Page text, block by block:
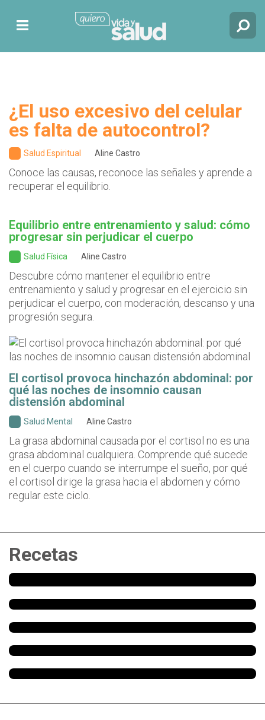
¿El uso excesivo del celular
es falta de autocontrol?
Salud Espiritual Aline Castro
Conoce las causas, reconoce las señales y aprende a
recuperar el equilibrio.
Equilibrio entre entrenamiento y salud: cómo
progresar sin perjudicar el cuerpo
Salud Física Aline Castro
Descubre cómo mantener el equilibrio entre
entrenamiento y salud y progresar en el ejercicio sin
perjudicar el cuerpo, con moderación, descanso y una
progresión segura.
El cortisol provoca hinchazón abdominal: por
qué las noches de insomnio causan
distensión abdominal
Salud Mental Aline Castro
La grasa abdominal causada por el cortisol no es una
grasa abdominal cualquiera. Comprende qué sucede
en el cuerpo cuando se interrumpe el sueño, por qué
el cortisol dirige la grasa hacia el abdomen y cómo
regular este ciclo.
Recetas